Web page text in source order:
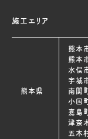
施工エリア
熊本県
熊本
熊本
水俣
宇城
南関
小国
嘉島
津奈
五木